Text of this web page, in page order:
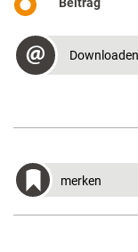
Beitrag
Downloaden
merken